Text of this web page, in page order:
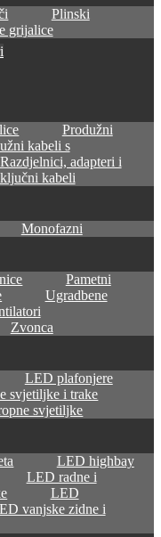
Plinski
grijalice
Produžni
kabeli s
Razdjelnici, adapteri i
kabeli
Monofazni
Pametni
Ugradbene
Zvonca
LED plafonjere
svjetiljke i trake
svjetiljke
LED highbay
LED radne i
LED
vanjske zidne i